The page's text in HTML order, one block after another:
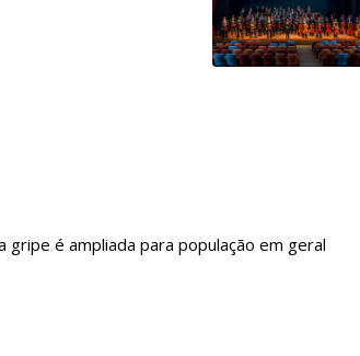
gripe é ampliada para população em geral